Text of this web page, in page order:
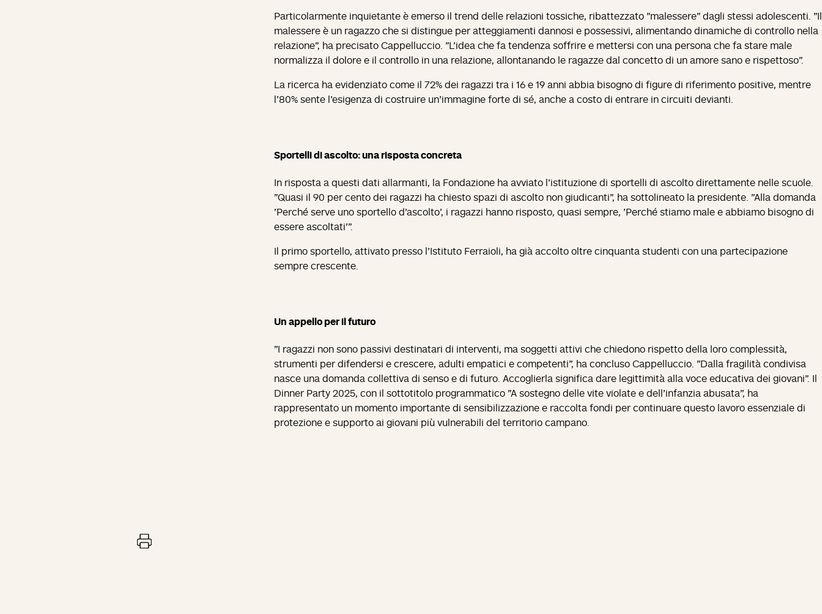
Particolarmente inquietante è emerso il trend delle relazioni tossiche, ribattezzato "malessere" dagli stessi adolescenti. "Il
malessere è un ragazzo che si distingue per atteggiamenti dannosi e possessivi, alimentando dinamiche di controllo nella
relazione", ha precisato Cappelluccio. "L'idea che fa tendenza soffrire e mettersi con una persona che fa stare male
normalizza il dolore e il controllo in una relazione, allontanando le ragazze dal concetto di un amore sano e rispettoso".
La ricerca ha evidenziato come il 72% dei ragazzi tra i 16 e 19 anni abbia bisogno di figure di riferimento positive, mentre
l'80% sente l'esigenza di costruire un'immagine forte di sé, anche a costo di entrare in circuiti devianti.
Sportelli di ascolto: una risposta concreta
In risposta a questi dati allarmanti, la Fondazione ha avviato l'istituzione di sportelli di ascolto direttamente nelle scuole.
"Quasi il 90 per cento dei ragazzi ha chiesto spazi di ascolto non giudicanti", ha sottolineato la presidente. "Alla domanda
'Perché serve uno sportello d'ascolto', i ragazzi hanno risposto, quasi sempre, 'Perché stiamo male e abbiamo bisogno di
essere ascoltati'".
Il primo sportello, attivato presso l'Istituto Ferraioli, ha già accolto oltre cinquanta studenti con una partecipazione
sempre crescente.
Un appello per il futuro
"I ragazzi non sono passivi destinatari di interventi, ma soggetti attivi che chiedono rispetto della loro complessità,
strumenti per difendersi e crescere, adulti empatici e competenti", ha concluso Cappelluccio. "Dalla fragilità condivisa
nasce una domanda collettiva di senso e di futuro. Accoglierla significa dare legittimità alla voce educativa dei giovani". Il
Dinner Party 2025, con il sottotitolo programmatico "A sostegno delle vite violate e dell'infanzia abusata", ha
rappresentato un momento importante di sensibilizzazione e raccolta fondi per continuare questo lavoro essenziale di
protezione e supporto ai giovani più vulnerabili del territorio campano.